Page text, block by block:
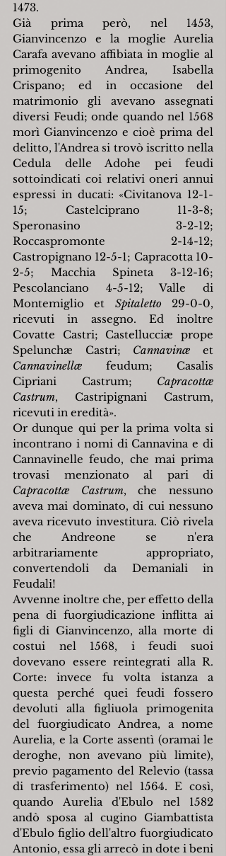
1473.
Già prima però, nel 1453,
Gianvincenzo e la moglie Aurelia
Carafa avevano affibiata in moglie al
primogenito Andrea, Isabella
Crispano; ed in occasione del
matrimonio gli avevano assegnati
diversi Feudi; onde quando nel 1568
morì Gianvincenzo e cioè prima del
delitto, l'Andrea si trovò iscritto nella
Cedula delle Adohe pei feudi
sottoindicati coi relativi oneri annui
espressi in ducati: «Civitanova 12-1-
15; Castelciprano 11-3-8;
Speronasino 3-2-12;
Roccaspromonte 2-14-12;
Castropignano 12-5-1; Capracotta 10-
2-5; Macchia Spineta 3-12-16;
Pescolanciano 4-5-12; Valle di
Montemiglio et Spitaletto 29-0-0,
ricevuti in assegno. Ed inoltre
Covatte Castri; Castellucciæ prope
Spelunchæ Castri; Cannavinæ
Cannavinellæ
feudum; Casalis
Cipriani Castrum; Capracottæ
Castrum, Castripignani Castrum,
ricevuti in eredità».
Or dunque qui per la prima volta si
incontrano i nomi di Cannavina e di
Cannavinelle feudo, che mai prima
Capracottæ Castrum, che nessuno
aveva mai dominato, di cui nessuno
aveva ricevuto investitura. Ciò rivela
che Andreone se n'era
arbitrariamente appropriato,
convertendoli da Demaniali in
Feudali!
Avvenne inoltre che, per effetto della
pena di fuorgiudicazione inflitta ai
figli di Gianvincenzo, alla morte di
costui nel 1568, i feudi suoi
dovevano essere reintegrati alla R.
Corte: invece fu volta istanza a
questa perché quei feudi fossero
devoluti alla figliuola primogenita
del fuorgiudicato Andrea, a nome
Aurelia, e la Corte assentì (oramai le
deroghe, non avevano più limite),
previo pagamento del Relevio (tassa
di trasferimento) nel 1564. E così,
quando Aurelia d'Ebulo nel 1582
andò sposa al cugino Giambattista
d'Ebulo figlio dell'altro fuorgiudicato
Antonio, essa gli arrecò in dote i beni